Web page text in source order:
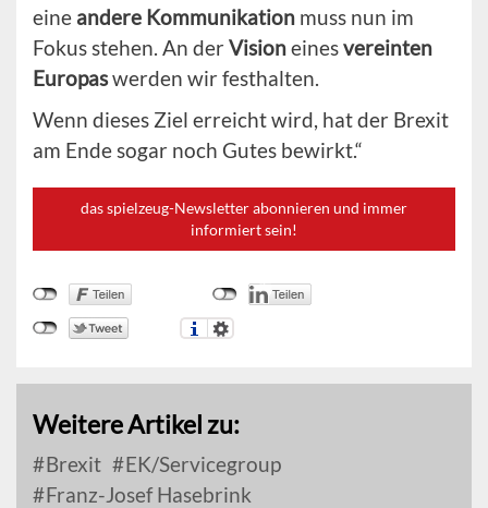
eine andere Kommunikation muss nun im
Fokus stehen. An derVisioneinesvereinten
Europaswerden wir festhalten.
Wenn dieses Ziel erreicht wird, hat der Brexit
am Ende sogar noch Gutes bewirkt.“
das spielzeug-Newsletter abonnieren und immer
informiert sein!
Weitere Artikel zu:
Brexit
EK/Servicegroup
Franz-Josef Hasebrink